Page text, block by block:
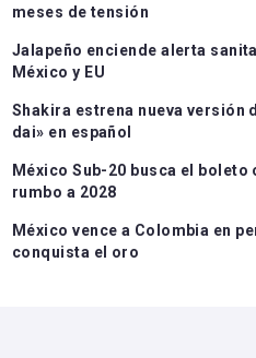
meses de tensión
Jalapeño enciende alerta
México y EU
Shakira estrena nueva versión
dai» en español
México Sub-20 busca el boleto
rumbo a 2028
México vence a Colombia en
conquista el oro